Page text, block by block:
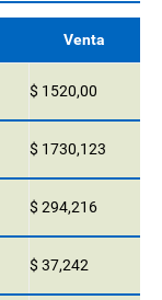
Venta
$ 1520,00
$ 1730,123
$ 294,216
$ 37,242